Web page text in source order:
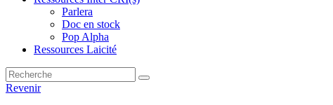
Parlera
Doc en stock
Pop Alpha
Ressources Laicité
Revenir